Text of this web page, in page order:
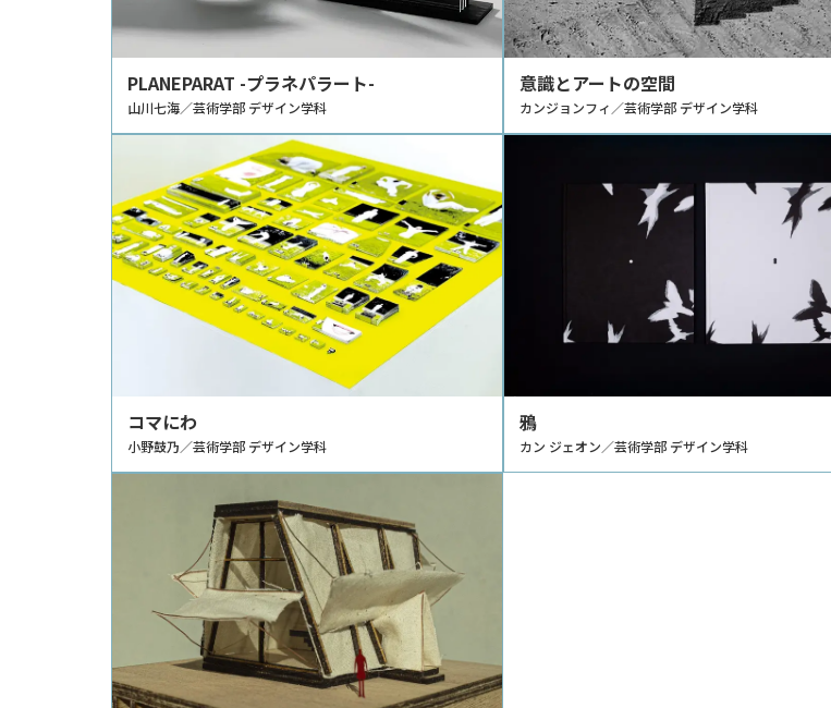
PLANEPARAT -プラネパラート-
山川七海／芸術学部 デザイン学科
意識とアートの空間
カンジョンフィ／芸術学部 デザイン学科
コマにわ
小野鼓乃／芸術学部 デザイン学科
鴉
カン ジェオン／芸術学部 デザイン学科